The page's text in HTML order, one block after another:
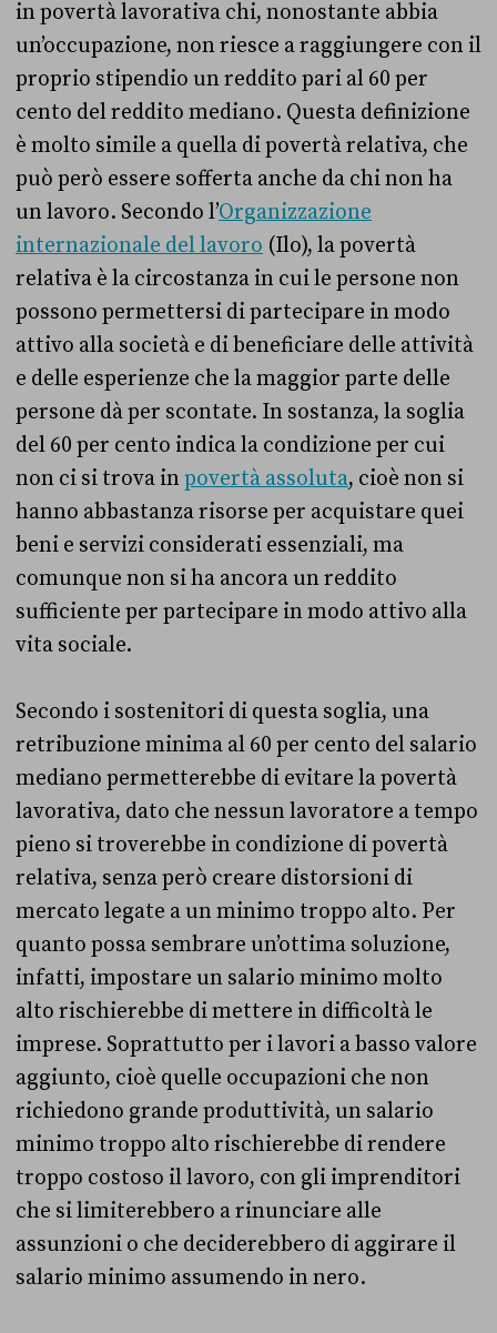
in povertà lavorativa chi, nonostante abbia
un’occupazione, non riesce a raggiungere con il
proprio stipendio un reddito pari al 60 per
cento del reddito mediano. Questa definizione
è molto simile a quella di povertà relativa, che
può però essere sofferta anche da chi non ha
un lavoro. Secondo l’Organizzazione
internazionale del lavoro (Ilo), la povertà
relativa è la circostanza in cui le persone non
possono permettersi di partecipare in modo
attivo alla società e di beneficiare delle attività
e delle esperienze che la maggior parte delle
persone dà per scontate. In sostanza, la soglia
del 60 per cento indica la condizione per cui
non ci si trova inpovertà assoluta, cioè non si
hanno abbastanza risorse per acquistare quei
beni e servizi considerati essenziali, ma
comunque non si ha ancora un reddito
sufficiente per partecipare in modo attivo alla
vita sociale.
Secondo i sostenitori di questa soglia, una
retribuzione minima al 60 per cento del salario
mediano permetterebbe di evitare la povertà
lavorativa, dato che nessun lavoratore a tempo
pieno si troverebbe in condizione di povertà
relativa, senza però creare distorsioni di
mercato legate a un minimo troppo alto. Per
quanto possa sembrare un’ottima soluzione,
infatti, impostare un salario minimo molto
alto rischierebbe di mettere in difficoltà le
imprese. Soprattutto per i lavori a basso valore
aggiunto, cioè quelle occupazioni che non
richiedono grande produttività, un salario
minimo troppo alto rischierebbe di rendere
troppo costoso il lavoro, con gli imprenditori
che si limiterebbero a rinunciare alle
assunzioni o che deciderebbero di aggirare il
salario minimo assumendo in nero.